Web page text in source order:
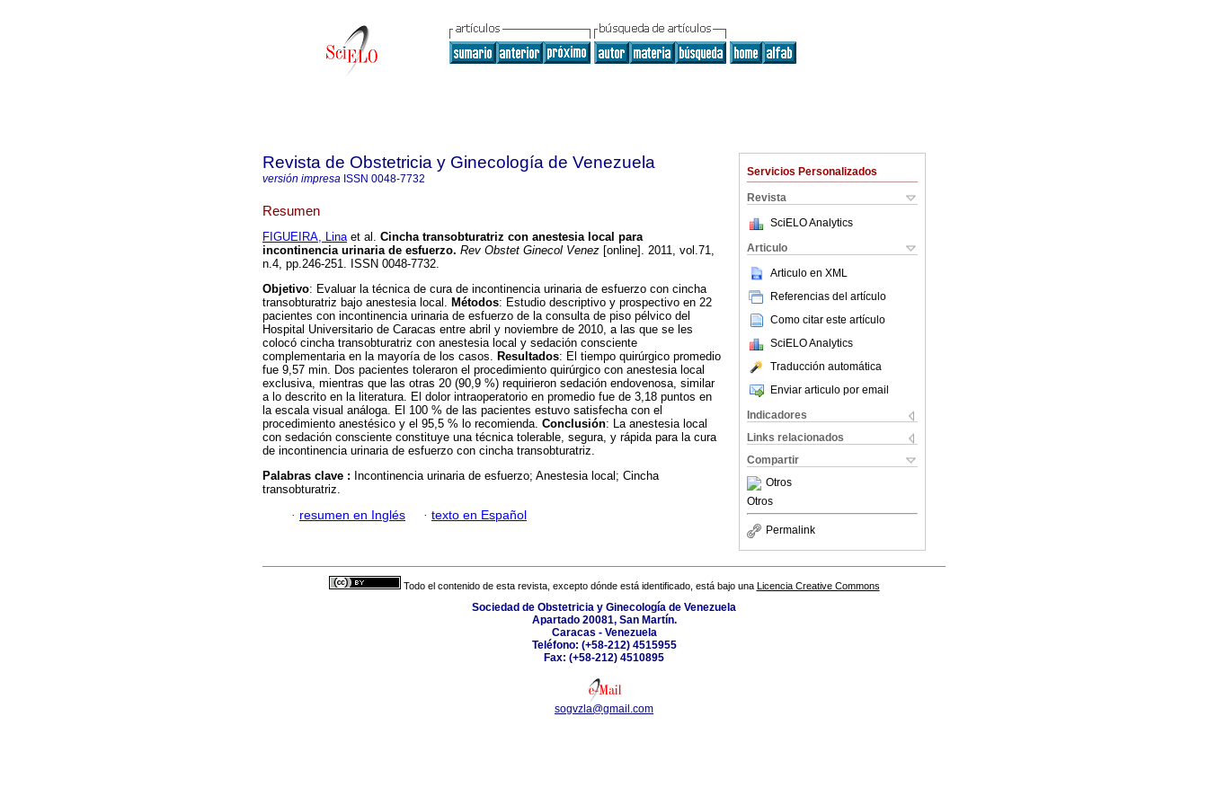
Servicios Personalizados
Revista
SciELO Analytics
Articulo
Articulo en XML
Referencias del artículo
Como citar este artículo
SciELO Analytics
Traducción automática
Enviar articulo por email
Indicadores
Links relacionados
Compartir
Otros
Otros
Permalink
Revista de Obstetricia y Ginecología de Venezuela
versión impresa ISSN 0048-7732
Resumen
FIGUEIRA, Linaet al. Cincha transobturatriz con anestesia local para
incontinencia urinaria de esfuerzo. Rev Obstet Ginecol Venez [online]. 2011, vol.71,
n.4, pp.246-251. ISSN 0048-7732.
Objetivo: Evaluar la técnica de cura de incontinencia urinaria de esfuerzo con cincha
transobturatriz bajo anestesia local. Métodos: Estudio descriptivo y prospectivo en 22
pacientes con incontinencia urinaria de esfuerzo de la consulta de piso pélvico del
Hospital Universitario de Caracas entre abril y noviembre de 2010, a las que se les
colocó cincha transobturatriz con anestesia local y sedación consciente
complementaria en la mayoría de los casos. Resultados: El tiempo quirúrgico promedio
fue 9,57 min. Dos pacientes toleraron el procedimiento quirúrgico con anestesia local
exclusiva, mientras que las otras 20 (90,9 %) requirieron sedación endovenosa, similar
a lo descrito en la literatura. El dolor intraoperatorio en promedio fue de 3,18 puntos en
la escala visual análoga. El 100 % de las pacientes estuvo satisfecha con el
procedimiento anestésico y el 95,5 % lo recomienda. Conclusión: La anestesia local
con sedación consciente constituye una técnica tolerable, segura, y rápida para la cura
de incontinencia urinaria de esfuerzo con cincha transobturatriz.
Palabras clave : Incontinencia urinaria de esfuerzo; Anestesia local; Cincha
transobturatriz.
· resumen en Inglés · texto en Español
Todo el contenido de esta revista, excepto dónde está identificado, está bajo una Licencia Creative Commons
Sociedad de Obstetricia y Ginecología de Venezuela
Apartado 20081, San Martín.
Caracas - Venezuela
Teléfono: (+58-212) 4515955
Fax: (+58-212) 4510895
sogvzla@gmail.com